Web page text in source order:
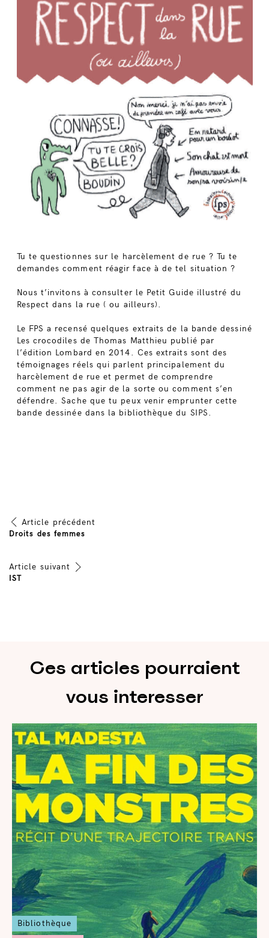
Tu te questionnes sur le harcèlement de rue ? Tu te
demandes comment réagir face à de tel situation ?
Nous t’invitons à consulter le Petit Guide illustré du
Respect dans la rue ( ou ailleurs).
Le FPS a recensé quelques extraits de la bande dessiné
Les crocodiles de Thomas Matthieu publié par
l’édition Lombard en 2014. Ces extraits sont des
témoignages réels qui parlent principalement du
harcèlement de rue et permet de comprendre
comment ne pas agir de la sorte ou comment s’en
défendre. Sache que tu peux venir emprunter cette
bande dessinée dans la bibliothèque du SIPS.
Navigation
de
l’article
Article précédent
Droits des femmes
Article suivant
IST
Ces articles pourraient
vous interesser
Bibliothèque